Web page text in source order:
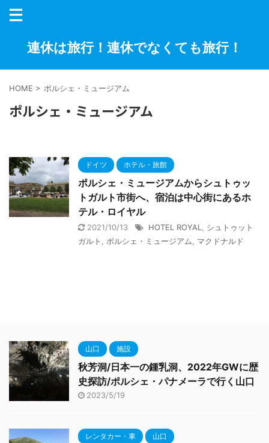
連休は旅行！連休でなくても旅行！
HOME > ポルシェ・ミュージアム
ポルシェ・ミュージアム
ドイツ ホテル・旅館
ポルシェ・ミュージアムからシュトゥッ
トガルト市街へ、宿泊は中心街にあるホ
テル・ロイヤル
2021/10/13 HOTEL ROYAL
シュトゥット
ガルト
ポルシェ・ミュージアム マクドナルド
山口 施設
秋芳洞/日本一の鍾乳洞、2022年GWに歴
史探訪/ポルシェ・パナメーラで行く山口
2023/5/19
レンタカー・車 山口